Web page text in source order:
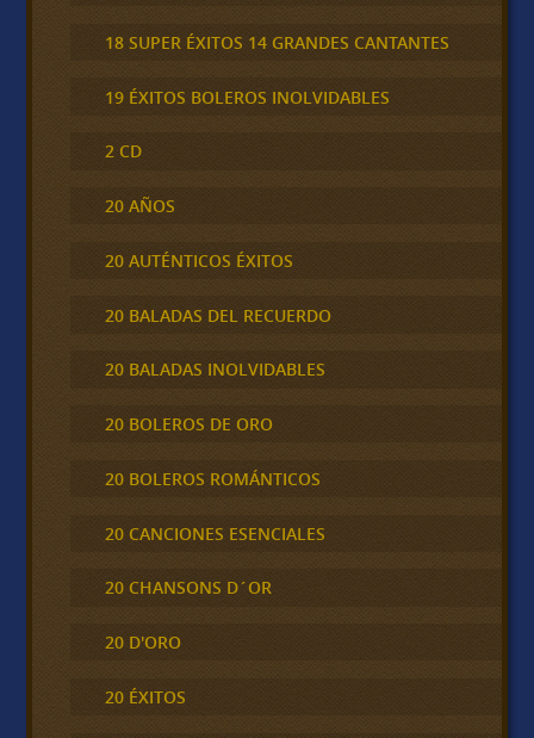
18 SUPER ÉXITOS 14 GRANDES CANTANTES
19 ÉXITOS BOLEROS INOLVIDABLES
2 CD
20 AÑOS
20 AUTÉNTICOS ÉXITOS
20 BALADAS DEL RECUERDO
20 BALADAS INOLVIDABLES
20 BOLEROS DE ORO
20 BOLEROS ROMÁNTICOS
20 CANCIONES ESENCIALES
20 CHANSONS D´OR
20 D'ORO
20 ÉXITOS